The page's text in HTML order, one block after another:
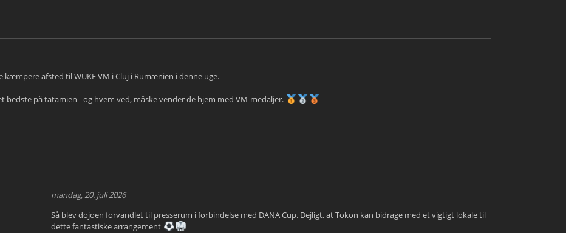
afsted til WUKF VM i Cluj i Rumænien i denne uge.
på tatamien - og hvem ved, måske vender de hjem med VM-medaljer.
mandag, 20. juli 2026
Så blev dojoen forvandlet til presserum i forbindelse med DANA Cup. Dejligt, at Tokon kan bidrage med et vigtigt lokale til
dette fantastiske arrangement